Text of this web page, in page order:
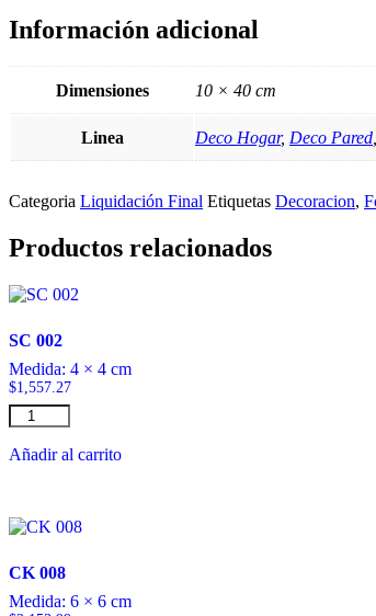
cantidad
Información adicional
Dimensiones 10 × 40 cm
Linea Deco Hogar, Deco Pared,
Categoria Liquidación Final Etiquetas Decoracion,
Productos relacionados
SC 002
Medida: 4 × 4 cm
$1,557.27
SC
002
cantidad
Añadir al carrito
CK 008
Medida: 6 × 6 cm